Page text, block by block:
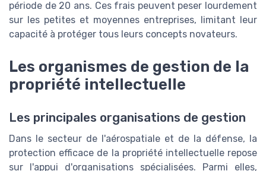
période de 20 ans. Ces frais peuvent peser lourdement
sur les petites et moyennes entreprises, limitant leur
capacité à protéger tous leurs concepts novateurs.
Les organismes de gestion de la
propriété intellectuelle
Les principales organisations de gestion
Dans le secteur de l'aérospatiale et de la défense, la
protection efficace de la propriété intellectuelle repose
sur l'appui d'organisations spécialisées. Parmi elles,